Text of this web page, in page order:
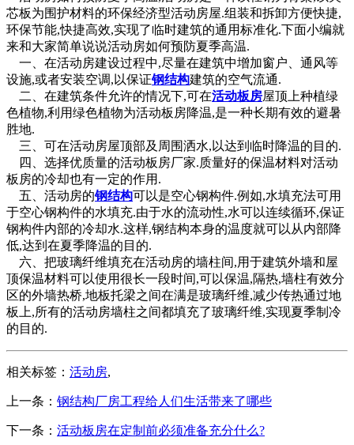
芯板为围护材料的环保经济型活动房屋.组装和拆卸方便快捷,
环保节能,快捷高效,实现了临时建筑的通用标准化.下面小编就
来和大家简单说说活动房如何预防夏季高温.
一、在活动房建设过程中,尽量在建筑中增加窗户、通风等
设施,或者安装空调,以保证钢结构建筑的空气流通.
二、在建筑条件允许的情况下,可在活动板房屋顶上种植绿
色植物,利用绿色植物为活动板房降温,是一种长期有效的避暑
胜地.
三、可在活动房屋顶部及周围洒水,以达到临时降温的目的.
四、选择优质量的活动板房厂家.质量好的保温材料对活动
板房的冷却也有一定的作用.
五、活动房的钢结构可以是空心钢构件.例如,水填充法可用
于空心钢构件的水填充.由于水的流动性,水可以连续循环,保证
钢构件内部的冷却水.这样,钢结构本身的温度就可以从内部降
低,达到在夏季降温的目的.
六、把玻璃纤维填充在活动房的墙柱间,用于建筑外墙和屋
顶保温材料可以使用很长一段时间,可以保温,隔热,墙柱有效分
区的外墙热桥,地板托梁之间在满是玻璃纤维,减少传热通过地
板上,所有的活动房墙柱之间都填充了玻璃纤维,实现夏季制冷
的目的.
相关标签： 活动房,
上一条： 钢结构厂房工程给人们生活带来了哪些
下一条： 活动板房在定制前必须准备充分什么?